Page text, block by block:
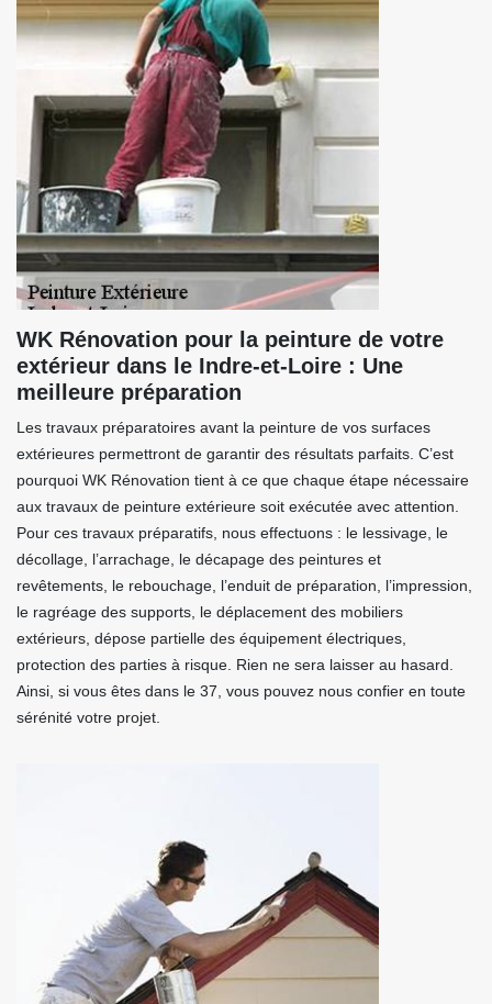
WK Rénovation pour la peinture de votre
extérieur dans le Indre-et-Loire : Une
meilleure préparation
Les travaux préparatoires avant la peinture de vos surfaces
extérieures permettront de garantir des résultats parfaits. C’est
pourquoi WK Rénovation tient à ce que chaque étape nécessaire
aux travaux de peinture extérieure soit exécutée avec attention.
Pour ces travaux préparatifs, nous effectuons : le lessivage, le
décollage, l’arrachage, le décapage des peintures et
revêtements, le rebouchage, l’enduit de préparation, l’impression,
le ragréage des supports, le déplacement des mobiliers
extérieurs, dépose partielle des équipement électriques,
protection des parties à risque. Rien ne sera laisser au hasard.
Ainsi, si vous êtes dans le 37, vous pouvez nous confier en toute
sérénité votre projet.